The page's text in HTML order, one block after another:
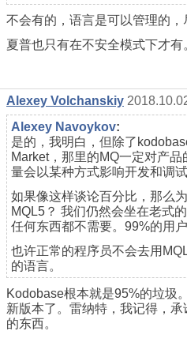
不会有的，语言是可以管理的，
夏普也只有在不安全模式下才有
Alexey Volchanskiy
Alexey Navoykov:
是的，我明白，但除了
Market，那里的MQ一定对产
量会以某种方式影响开发和调
如果像这样谈论百分比，那么
MQL5？ 我们仍然会坐在老式
任何东西都不需要。99%的用
也许正常的程序员不会去用
的语言。
Kodobase根本就是95%的垃圾
新版本了。雷纳特，我记得，
的东西。